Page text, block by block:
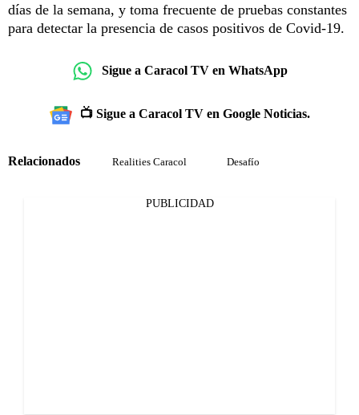
días de la semana, y toma frecuente de pruebas constantes
para detectar la presencia de casos positivos de Covid-19.
Sigue a Caracol TV en WhatsApp
📺 Sigue a Caracol TV en Google Noticias.
Relacionados Realities Caracol Desafío
PUBLICIDAD